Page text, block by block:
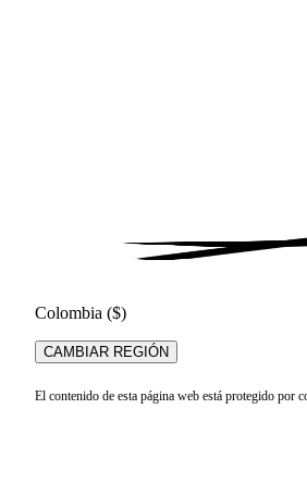
Colombia ($)
CAMBIAR REGIÓN
El contenido de esta página web está protegido